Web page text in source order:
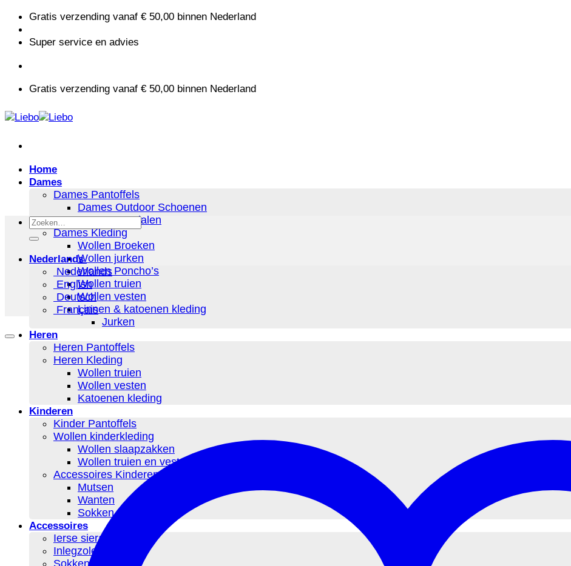
naar
inhoud
Gratis verzending vanaf € 50,00 binnen Nederland
Super service en advies
Gratis verzending vanaf € 50,00 binnen Nederland
Home
Dames
Dames Pantoffels
Dames Outdoor Schoenen
Dames Sandalen
Dames Kleding
Wollen Broeken
Wollen jurken
Wollen Poncho’s
Wollen truien
Wollen vesten
Linnen & katoenen kleding
Jurken
Heren
Heren Pantoffels
Heren Kleding
Wollen truien
Wollen vesten
Katoenen kleding
Kinderen
Kinder Pantoffels
Wollen kinderkleding
Wollen slaapzakken
Wollen truien en vesten
Accessoires Kinderen
Mutsen
Wanten
Sokken
Accessoires
Ierse sieraden
Inlegzolen
Sokken
Zoeken
naar:
Nederlands
Nederlands
English
Deutsch
Français